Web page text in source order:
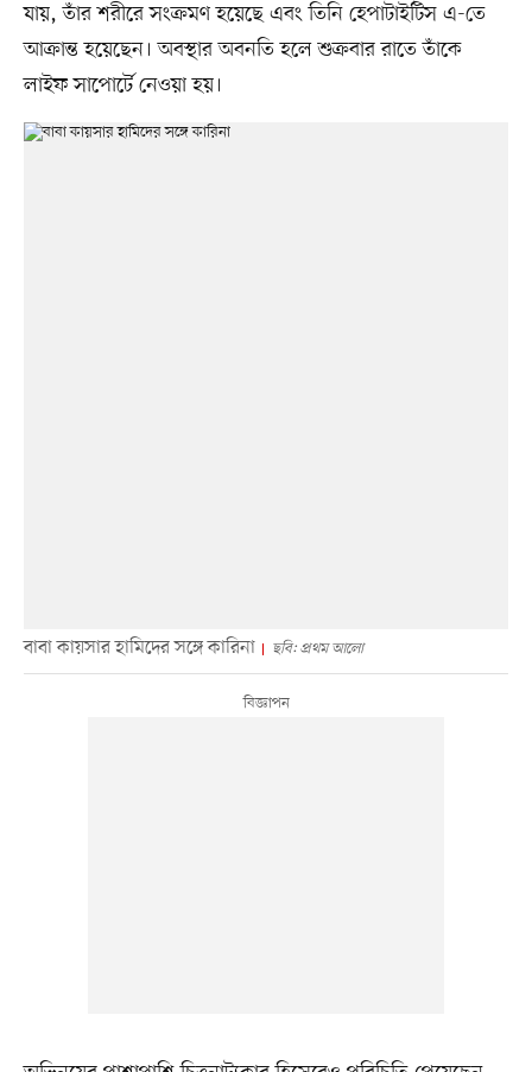
যায়, তাঁর শরীরে সংক্রমণ হয়েছে এবং তিনি হেপাটাইটিস এ-তে
আক্রান্ত হয়েছেন। অবস্থার অবনতি হলে শুক্রবার রাতে তাঁকে
লাইফ সাপোর্টে নেওয়া হয়।
বাবা কায়সার হামিদের সঙ্গে কারিনা ছবি: প্রথম আলো